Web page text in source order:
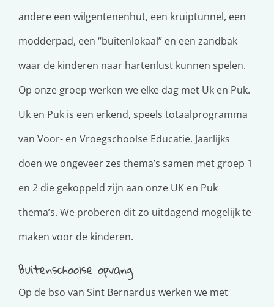
andere een wilgentenenhut, een kruiptunnel, een
modderpad, een “buitenlokaal” en een zandbak
waar de kinderen naar hartenlust kunnen spelen.
Op onze groep werken we elke dag met Uk en Puk.
Uk en Puk is een erkend, speels totaalprogramma
van Voor- en Vroegschoolse Educatie. Jaarlijks
doen we ongeveer zes thema’s samen met groep 1
en 2 die gekoppeld zijn aan onze UK en Puk
thema’s. We proberen dit zo uitdagend mogelijk te
maken voor de kinderen.
Buitenschoolse opvang
Op de bso van Sint Bernardus werken we met